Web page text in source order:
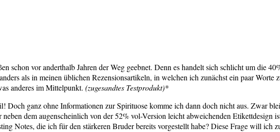
schon vor anderthalb Jahren der Weg geebnet. Denn es handelt sich schlicht um die
als in meinen üblichen Rezensionsartikeln, in welchen ich zunächst ein paar
anderes im Mittelpunkt. (zugesandtes Testprodukt)*
ganz ohne Informationen zur Spirituose komme ich dann doch nicht aus. Zwar
dem augenscheinlich von der 52% vol-Version leicht abweichenden Etikettdesign
Notes, die ich für den stärkeren Bruder bereits vorgestellt habe? Diese Frage will ich